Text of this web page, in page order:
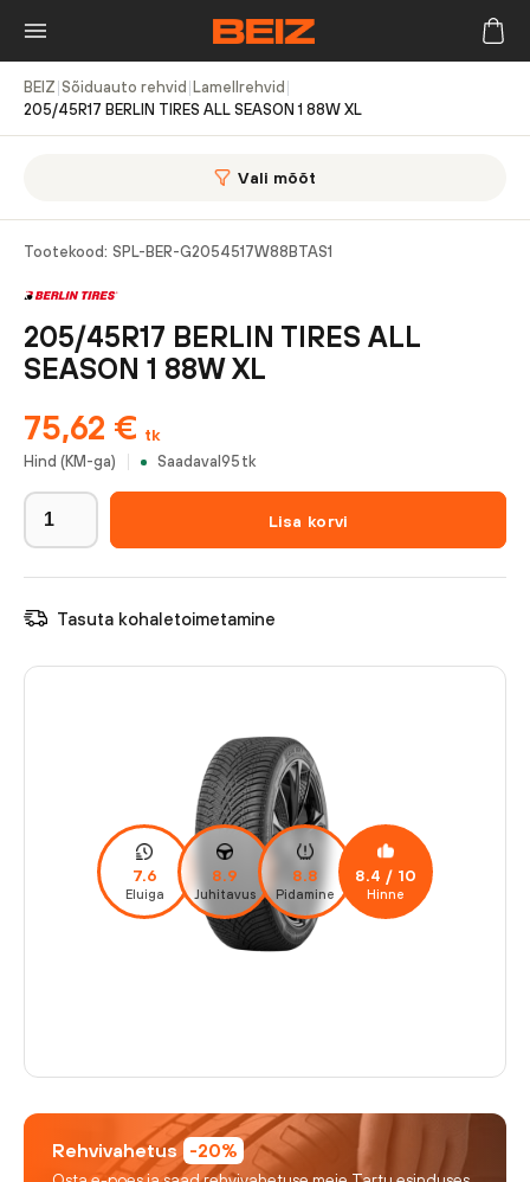
BEIZ Sõiduauto rehvid Lamellrehvid
205/45R17 BERLIN TIRES ALL SEASON 1 88W XL
Vali mõõt
7.6
Eluiga
8.9
Juhitavus
8.8
Pidamine
8.4 / 10
Hinne
Rehvivahetus -20%
Tootekood: SPL-BER-G2054517W88BTAS1
205/45R17 BERLIN TIRES ALL
SEASON 1 88W XL
75,62 € tk
Hind (KM-ga) Saadaval 95 tk
Lisa korvi
Tasuta kohaletoimetamine